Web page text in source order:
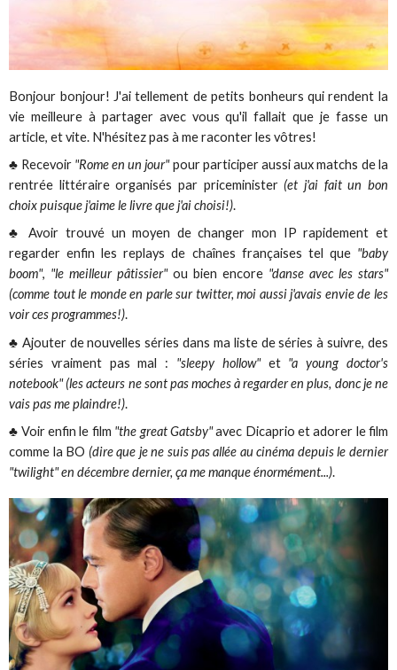
Bonjour bonjour! J'ai tellement de petits bonheurs qui rendent la
vie meilleure à partager avec vous qu'il fallait que je fasse un
article, et vite. N'hésitez pas à me raconter les vôtres!
♣ Recevoir"Rome en un jour"pour participer aussi aux matchs de la
rentrée littéraire organisés par priceminister(et j'ai fait un bon
choix puisque j'aime le livre que j'ai choisi!).
♣ Avoir trouvé un moyen de changer mon IP rapidement et
regarder enfin les replays de chaînes françaises tel que "baby
boom", "le meilleur pâtissier"ou bien encore"danse avec les stars"
(comme tout le monde en parle sur twitter, moi aussi j'avais envie de les
voir ces programmes!).
♣ Ajouter de nouvelles séries dans ma liste de séries à suivre, des
séries vraiment pas mal : "sleepy hollow"et "a young doctor's
notebook" (les acteurs ne sont pas moches à regarder en plus, donc je ne
vais pas me plaindre!).
♣ Voir enfin le film "the great Gatsby"avec Dicaprio et adorer le film
comme la BO (dire que je ne suis pas allée au cinéma depuis le dernier
"twilight" en décembre dernier, ça me manque énormément...).